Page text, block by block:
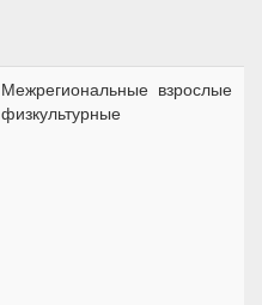
Межрегиональные
физкультурные
взрослые